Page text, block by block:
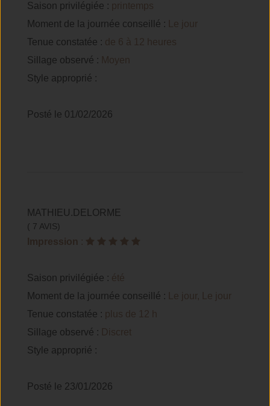
Saison privilégiée : printemps
Moment de la journée conseillé :
Le jour
Tenue constatée : de 6 à 12 heures
Sillage observé : Moyen
Style approprié :
Posté le 01/02/2026
MATHIEU.DELORME
( 7 AVIS)
Impression :
Saison privilégiée : été
Moment de la journée conseillé :
Le jour, Le jour
Tenue constatée : plus de 12 h
Sillage observé : Discret
Style approprié :
Posté le 23/01/2026